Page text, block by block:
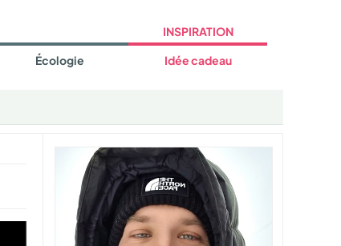
Écologie
INSPIRATION
Idée cadeau